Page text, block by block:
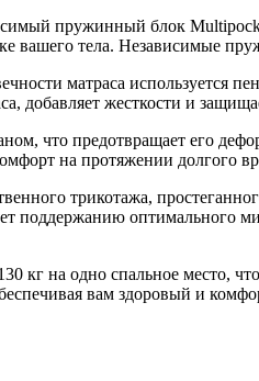
пружинный блок
вашего тела. Независимые
матраса используется
добавляет жесткости и
что предотвращает его
на протяжении долгого
трикотажа,
поддержанию оптимального
кг на одно спальное место,
вам здоровый и